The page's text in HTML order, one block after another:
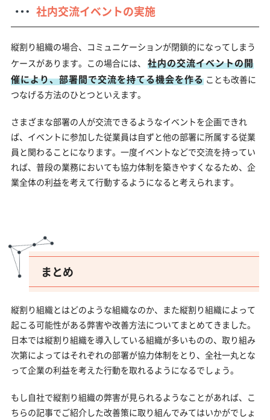
社内交流イベントの実施
縦割り組織の場合、コミュニケーションが閉鎖的になってしまう
ケースがあります。この場合には、
社内の交流イベントの開
催により、部署間で交流を持てる機会を作る ことも改善に
つなげる方法のひとつといえます。
さまざまな部署の人が交流できるようなイベントを企画できれ
ば、イベントに参加した従業員は自ずと他の部署に所属する従業
員と関わることになります。一度イベントなどで交流を持ってい
れば、普段の業務においても協力体制を築きやすくなるため、企
業全体の利益を考えて行動するようになると考えられます。
まとめ
縦割り組織とはどのような組織なのか、また縦割り組織によって
起こる可能性がある弊害や改善方法についてまとめてきました。
日本では縦割り組織を導入している組織が多いものの、取り組み
次第によってはそれぞれの部署が協力体制をとり、全社一丸とな
って企業の利益を考えた行動を取れるようになるでしょう。
もし自社で縦割り組織の弊害が見られるようなことがあれば、こ
ちらの記事でご紹介した改善策に取り組んでみてはいかがでしょ